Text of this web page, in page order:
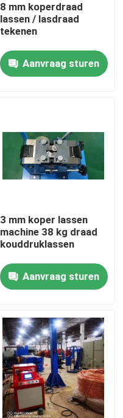
8 mm koperdraad
lassen / lasdraad
tekenen
Aanvraag sturen
3 mm koper lassen
machine 38 kg draad
kouddruklassen
Aanvraag sturen